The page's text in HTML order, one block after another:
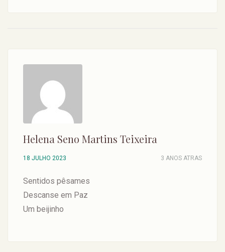
Helena Seno Martins Teixeira
18 JULHO 2023 3 ANOS ATRAS
Sentidos pêsames
Descanse em Paz
Um beijinho